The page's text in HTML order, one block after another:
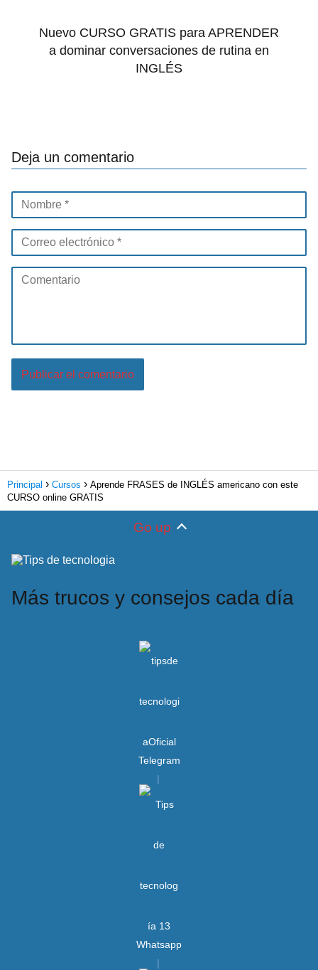
Nuevo CURSO GRATIS para APRENDER
a dominar conversaciones de rutina en
INGLÉS
Deja un comentario
Principal Cursos
Aprende FRASES de INGLÉS americano con este
CURSO online GRATIS
Go up
Más trucos y consejos cada día
Telegram
Whatsapp